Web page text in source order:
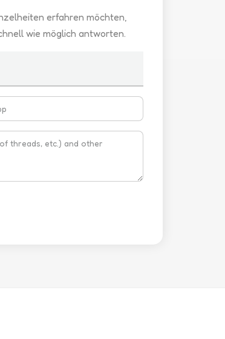
erfahren möchten,
wie möglich antworten.